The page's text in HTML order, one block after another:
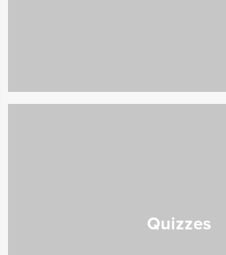
Quizzes